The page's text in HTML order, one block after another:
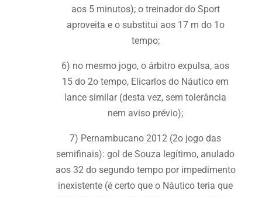
aos 5 minutos); o treinador do Sport
aproveita e o substitui aos 17 m do 1o
tempo;
6) no mesmo jogo, o árbitro expulsa, aos
15 do 2o tempo, Elicarlos do Náutico em
lance similar (desta vez, sem tolerância
nem aviso prévio);
7) Pernambucano 2012 (2o jogo das
semifinais): gol de Souza legítimo, anulado
aos 32 do segundo tempo por impedimento
inexistente (é certo que o Náutico teria que